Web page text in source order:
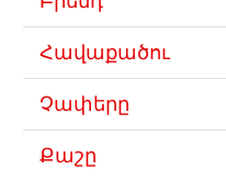
Հավաքածու
Չափերը
Քաշը